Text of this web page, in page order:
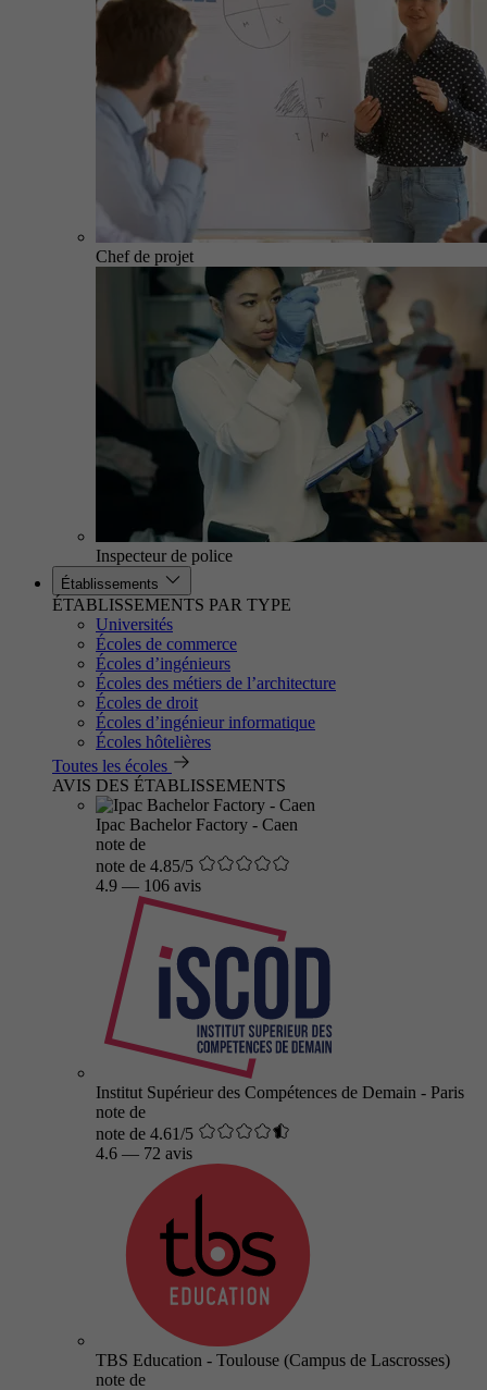
Chef de projet
Inspecteur de police
Établissements
ÉTABLISSEMENTS PAR TYPE
Universités
Écoles de commerce
Écoles d’ingénieurs
Écoles des métiers de l’architecture
Écoles de droit
Écoles d’ingénieur informatique
Écoles hôtelières
Toutes les écoles
AVIS DES ÉTABLISSEMENTS
Ipac Bachelor Factory - Caen
note de
note de 4.85/5
4.9 — 106 avis
Institut Supérieur des Compétences de Demain - Paris
note de
note de 4.61/5
4.6 — 72 avis
TBS Education - Toulouse (Campus de Lascrosses)
note de